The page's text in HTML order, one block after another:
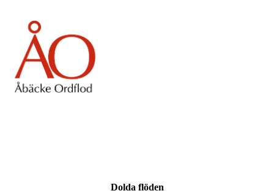
Dolda flöden